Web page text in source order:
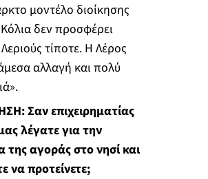
μοντέλο διοίκησης
δεν προσφέρει
τίποτε. Η Λέρος
αλλαγή και πολύ
Σαν επιχειρηματίας
λέγατε για την
της αγοράς στο νησί και
να προτείνετε;